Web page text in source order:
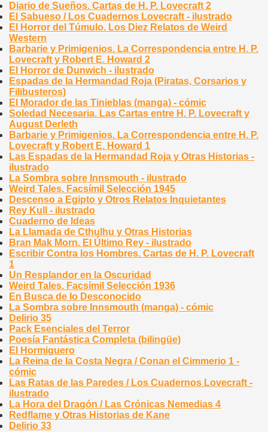
Diario de Sueños. Cartas de H. P. Lovecraft 2
El Sabueso / Los Cuadernos Lovecraft - ilustrado
El Horror del Túmulo. Los Diez Relatos de Weird
Western
Barbarie y Primigenios. La Correspondencia entre H. P.
Lovecraft y Robert E. Howard 2
El Horror de Dunwich - ilustrado
Espadas de la Hermandad Roja (Piratas, Corsarios y
Filibusteros)
El Morador de las Tinieblas (manga) - cómic
Soledad Necesaria. Las Cartas entre H. P. Lovecraft y
August Derleth
Barbarie y Primigenios. La Correspondencia entre H. P.
Lovecraft y Robert E. Howard 1
Las Espadas de la Hermandad Roja y Otras Historias -
ilustrado
La Sombra sobre Innsmouth - ilustrado
Weird Tales. Facsímil Selección 1945
Descenso a Egipto y Otros Relatos Inquietantes
Rey Kull - ilustrado
Cuaderno de Ideas
La Llamada de Cthulhu y Otras Historias
Bran Mak Morn. El Último Rey - ilustrado
Escribir Contra los Hombres. Cartas de H. P. Lovecraft
1
Un Resplandor en la Oscuridad
Weird Tales. Facsímil Selección 1936
En Busca de lo Desconocido
La Sombra sobre Innsmouth (manga) - cómic
Delirio 35
Pack Esenciales del Terror
Poesía Fantástica Completa (bilingüe)
El Hormiguero
La Reina de la Costa Negra / Conan el Cimmerio 1 -
cómic
Las Ratas de las Paredes / Los Cuadernos Lovecraft -
ilustrado
La Hora del Dragón / Las Crónicas Nemedias 4
Redflame y Otras Historias de Kane
Delirio 33